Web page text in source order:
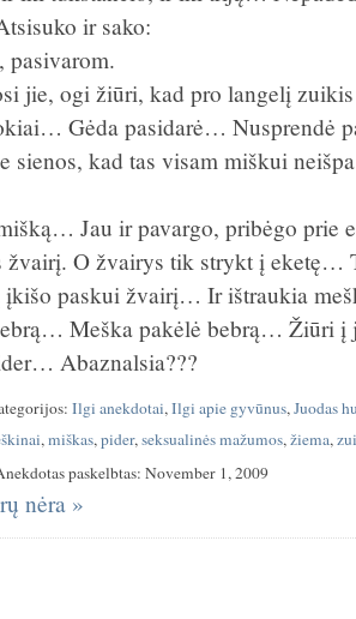
ir sako:
pasivarom.
jie, ogi žiūri, kad pro langelį
Gėda pasidarė… Nusprendė
sienos, kad tas visam miškui
Jau ir pavargo, pribėgo prie
žvairį. O žvairys tik strykt į eketę…
įkišo paskui žvairį… Ir ištraukia
Meška pakėlė bebrą… Žiūri į
Abaznalsia???
Ilgi anekdotai,Ilgi apie gyvūnus,Juodas
,miškas,pider,seksualinės mažumos,žiema,
paskelbtas: November 1, 2009
nėra »